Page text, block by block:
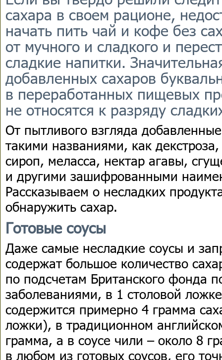
сахара в своем рационе,
начать пить чай и кофе без
от мучного и сладкого и
сладкие напитки.
добавленных сахаров
в переработанных пищевых
не относятся к разряду
От пытливого взгляда
такими названиями, как
сироп, меласса, нектар агавы,
и другими зашифрованными
Рассказываем о несладких
обнаружить сахар.
Готовые соусы
Даже самые несладкие соусы и
содержат большое количество
по подсчетам Британского фонда
заболеваниями, в 1 столовой
содержится примерно 4 грамма
ложки), в традиционном
грамма, а в соусе чили – около 8
в любом из готовых соусов, его